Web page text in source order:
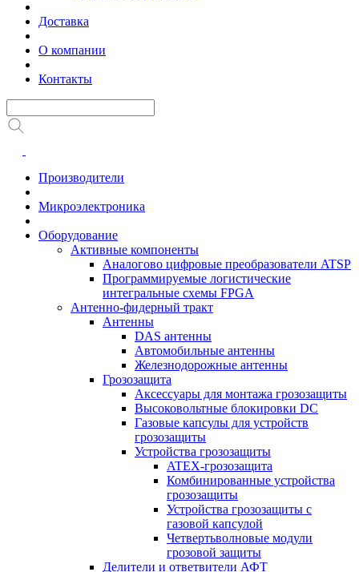
Доставка
О компании
Контакты
Производители
Микроэлектроника
Оборудование
Активные компоненты
Аналогово цифровые преобразователи ATSP
Программируемые логистические
интегральные схемы FPGA
Антенно-фидерный тракт
Антенны
DAS антенны
Автомобильные антенны
Железнодорожные антенны
Грозозащита
Аксессуары для монтажа грозозащиты
Высоковольтные блокировки DC
Газовые капсулы для устройств
грозозащиты
Устройства грозозащиты
ATEX-грозозащита
Комбинированные устройства
грозозащиты
Устройства грозозащиты с
газовой капсулой
Четвертьволновые модули
грозовой защиты
Делители и ответвители АФТ